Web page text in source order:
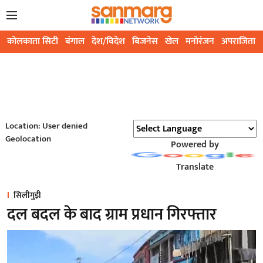
कोलकाता सिटी बंगाल देश/विदेश बिजनेस खेल मनोरंजन अपराजिता
Location: User denied
Geolocation
Powered by
Translate
सिलीगुड़ी
दल बदल के बाद ग्राम प्रधान गिरफ्तार